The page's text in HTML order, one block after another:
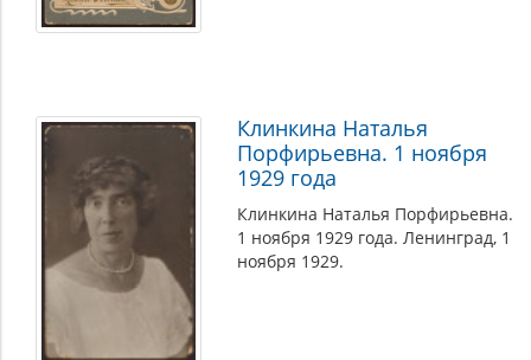
Клинкина Наталья
Порфирьевна. 1 ноября
1929 года
Клинкина Наталья Порфирьевна.
1 ноября 1929 года. Ленинград, 1
ноября 1929.